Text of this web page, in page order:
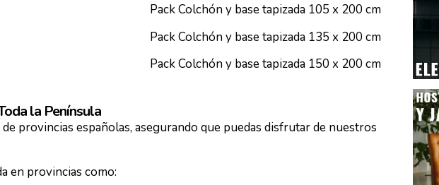
Pack Colchón y base tapizada 105 x 200 cm
Pack Colchón y base tapizada 135 x 200 cm
Pack Colchón y base tapizada 150 x 200 cm
la Península
provincias españolas, asegurando que puedas disfrutar de nuestros
en provincias como: